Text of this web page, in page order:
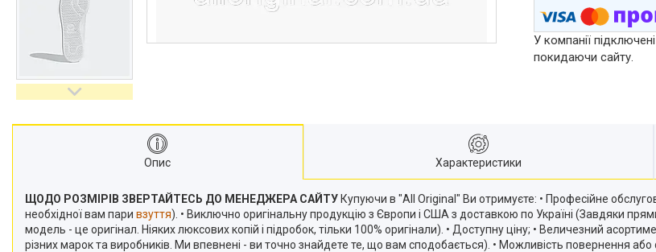
У компанії
покидаючи сайту.
Опис Характеристики
ЩОДО РОЗМІРІВ ЗВЕРТАЙТЕСЬ ДО МЕНЕДЖЕРА САЙТУ Купуючи в "All Original" Ви отримуєте: • Професійне
необхідної вам пари взуття). • Виключно оригінальну продукцію з Європи і США з доставкою по Україні (Завдяки
модель - це оригінал. Ніяких люксових копій і підробок, тільки 100% оригінали). • Доступну ціну; • Величезний
різних марок та виробників. Ми впевнені - ви точно знайдете те, що вам сподобається). • Можливість повернення